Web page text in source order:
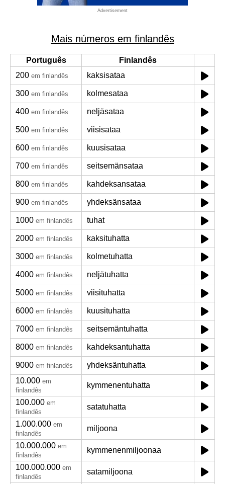
Advertisement
Mais números em finlandês
Português
Finlandês
200 em finlandês kaksisataa
300 em finlandês kolmesataa
400 em finlandês neljäsataa
500 em finlandês viisisataa
600 em finlandês kuusisataa
700 em finlandês seitsemänsataa
800 em finlandês kahdeksansataa
900 em finlandês yhdeksänsataa
1000 em finlandês tuhat
2000 em finlandês kaksituhatta
3000 em finlandês kolmetuhatta
4000 em finlandês neljätuhatta
5000 em finlandês viisituhatta
6000 em finlandês kuusituhatta
7000 em finlandês seitsemäntuhatta
8000 em finlandês kahdeksantuhatta
9000 em finlandês
yhdeksäntuhatta
10.000 em
finlandês
kymmenentuhatta
100.000 em
finlandês
satatuhatta
1.000.000 em
finlandês
miljoona
10.000.000 em
finlandês
kymmenenmiljoonaa
100.000.000 em
finlandês
satamiljoona